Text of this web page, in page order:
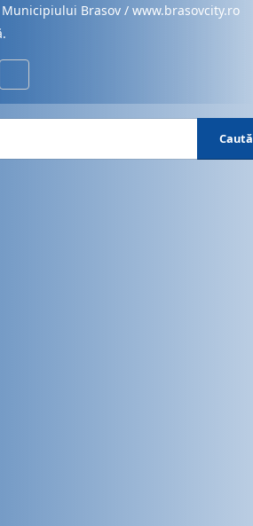
Brasov / www.brasovcity.ro
Caută